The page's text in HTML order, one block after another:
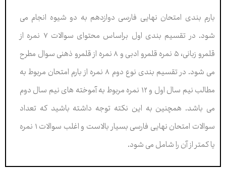
بارم بندی امتحان نهایی فارسی دوازدهم به دو شیوه انجام می
شود. در تقسیم بندی اول براساس محتوای سوالات ۷ نمره از
قلمرو زبانی، ۵ نمره قلمرو ادبی و ۸ نمره از قلمرو ذهنی سوال مطرح
می شود. در تقسیم بندی نوع دوم ۸ نمره از بارم امتحان مربوط به
مطالب نیم سال اول و ۱۲ نمره مربوط به آموخته های نیم سال دوم
می باشد. همچنین به این نکته توجه داشته باشید که تعداد
سوالات امتحان نهایی فارسی بسیار بالاست و اغلب سوالات ۱ نمره
یا کمتر از آن را شامل می شود.